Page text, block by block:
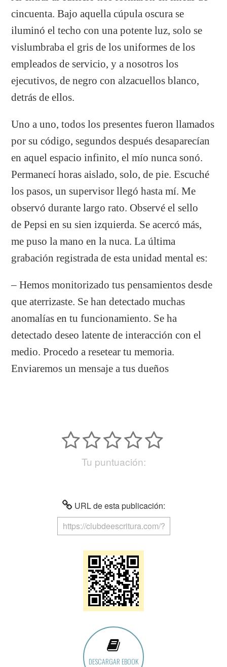
cincuenta. Bajo aquella cúpula oscura se
iluminó el techo con una potente luz, solo se
vislumbraba el gris de los uniformes de los
empleados de servicio, y a nosotros los
ejecutivos, de negro con alzacuellos blanco,
detrás de ellos.
Uno a uno, todos los presentes fueron llamados
por su código, segundos después desaparecían
en aquel espacio infinito, el mío nunca sonó.
Permanecí horas aislado, solo, de pie. Escuché
los pasos, un supervisor llegó hasta mí. Me
observó durante largo rato. Observé el sello
de Pepsi en su sien izquierda. Se acercó más,
me puso la mano en la nuca. La última
grabación registrada de esta unidad mental es:
– Hemos monitorizado tus pensamientos desde
que aterrizaste. Se han detectado muchas
anomalías en tu funcionamiento. Se ha
detectado deseo latente de interacción con el
medio. Procedo a resetear tu memoria.
Enviaremos un mensaje a tus dueños
Tu puntuación:
URL de esta publicación:
DESCARGAR EBOOK